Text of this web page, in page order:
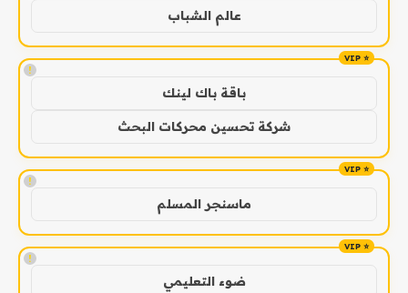
عالم الشباب
!
باقة باك لينك
شركة تحسين محركات البحث
!
ماسنجر المسلم
!
ضوء التعليمي